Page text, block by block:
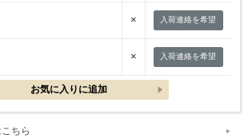
× 入荷連絡を希望
× 入荷連絡を希望
ちら